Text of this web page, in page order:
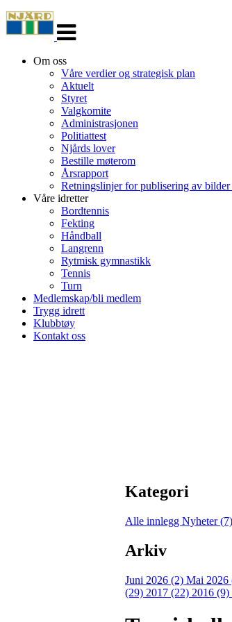
navigasjon
Om oss
Våre verdier og strategisk plan
Aktuelt
Styret
Valgkomite
Administrasjonen
Politiattest
Njårds lover
Bestille møterom
Årsrapport
Retningslinjer for publisering av
Våre idretter
Bordtennis
Fekting
Håndball
Langrenn
Rytmisk gymnastikk
Tennis
Turn
Medlemskap/bli medlem
Trygg idrett
Klubbtøy
Kontakt oss
Kategori
Alle innlegg Nyheter (7)
Arkiv
Juni 2026 (2) Mai 2026
(29) 2017 (22) 2016 (9)